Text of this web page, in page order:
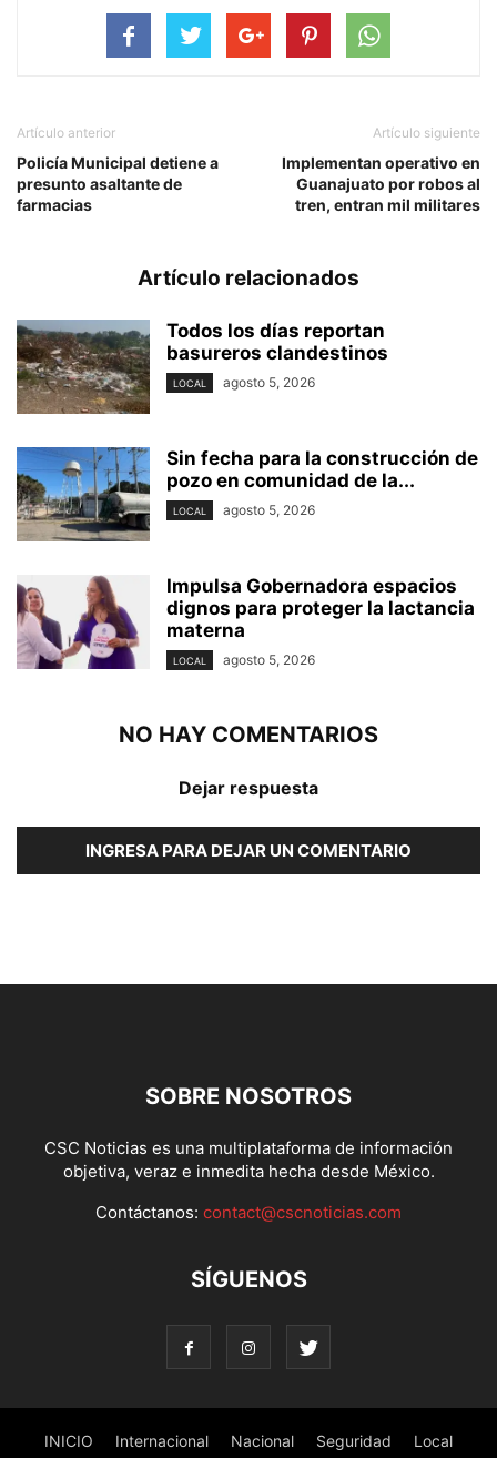
Artículo anterior
Policía Municipal detiene a
presunto asaltante de
farmacias
Artículo siguiente
Implementan operativo en
Guanajuato por robos al
tren, entran mil militares
Artículo relacionados
Todos los días reportan
basureros clandestinos
LOCAL agosto 5, 2026
Sin fecha para la construcción de
pozo en comunidad de la...
LOCAL agosto 5, 2026
Impulsa Gobernadora espacios
dignos para proteger la lactancia
materna
LOCAL agosto 5, 2026
NO HAY COMENTARIOS
Dejar respuesta
INGRESA PARA DEJAR UN COMENTARIO
SOBRE NOSOTROS
CSC Noticias es una multiplataforma de información
objetiva, veraz e inmedita hecha desde México.
Contáctanos: contact@cscnoticias.com
SÍGUENOS
INICIO Internacional Nacional Seguridad Local